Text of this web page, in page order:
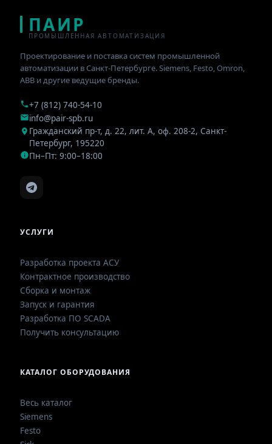
ПАИР
ПРОМЫШЛЕННАЯ АВТОМАТИЗАЦИЯ
Проектирование и поставка систем промышленной
автоматизации в Санкт-Петербурге. Siemens, Festo, Omron,
ABB и другие ведущие бренды.
+7 (812) 740-54-10
info@pair-spb.ru
Гражданский пр-т, д. 22, лит. А, оф. 208-2, Санкт-
Петербург, 195220
Пн–Пт: 9:00–18:00
УСЛУГИ
Разработка проекта АСУ
Контрактное производство
Сборка и монтаж
Запуск и гарантия
Разработка ПО SCADA
Получить консультацию
КАТАЛОГ ОБОРУДОВАНИЯ
Весь каталог
Siemens
Festo